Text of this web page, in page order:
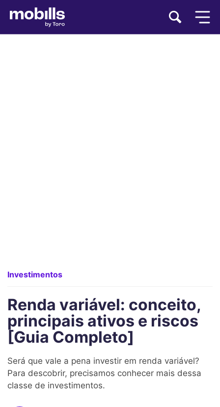
Investimentos
Renda variável: conceito,
principais ativos e riscos
[Guia Completo]
Será que vale a pena investir em renda variável?
Para descobrir, precisamos conhecer mais dessa
classe de investimentos.